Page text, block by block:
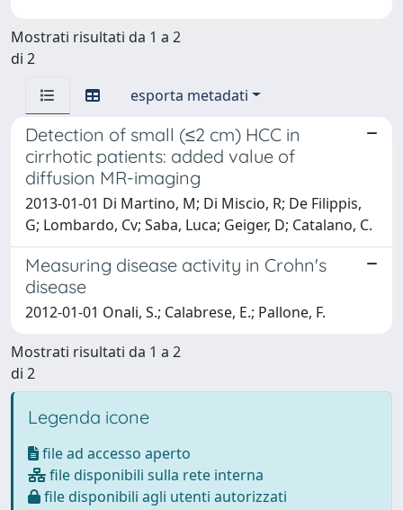
Mostrati risultati da 1 a 2
di 2
esporta metadati
Detection of small (≤2 cm) HCC in
cirrhotic patients: added value of
diffusion MR-imaging
2013-01-01 Di Martino, M; Di Miscio, R; De Filippis,
G; Lombardo, Cv; Saba, Luca; Geiger, D; Catalano, C.
Measuring disease activity in Crohn's
disease
2012-01-01 Onali, S.; Calabrese, E.; Pallone, F.
Mostrati risultati da 1 a 2
di 2
Legenda icone
file ad accesso aperto
file disponibili sulla rete interna
file disponibili agli utenti autorizzati